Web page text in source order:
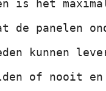
is het
de panelen
kunnen
of nooit en